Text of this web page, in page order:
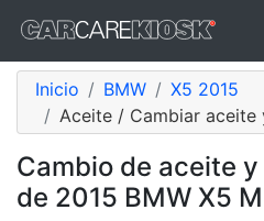
Inicio BMW
X5 2015
Aceite / Cambiar
Cambio de aceite
de 2015 BMW X5